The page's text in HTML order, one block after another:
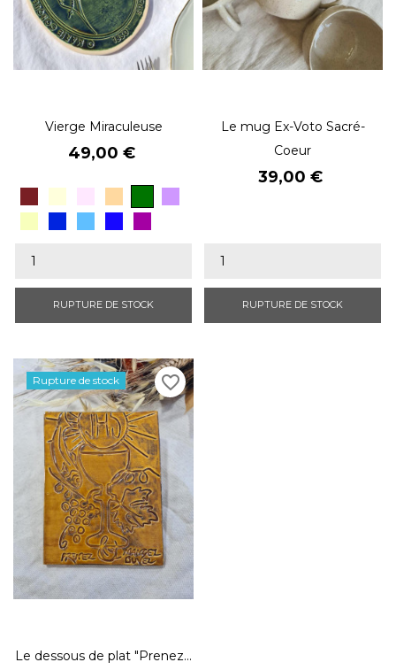
Vierge Miraculeuse
Prix
49,00 €
Brun
Vert
olive
cobaltmiraculeux
roi
RUPTURE DE STOCK
Le mug Ex-Voto Sacré-
Coeur
Prix
39,00 €
RUPTURE DE STOCK
Le dessous de plat "Prenez...
Rupture de stock favorite_border